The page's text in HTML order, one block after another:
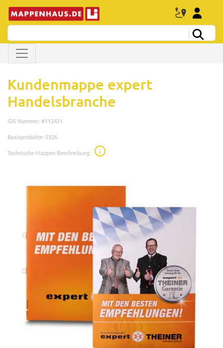
Kundenmappe expert
Handelsbranche
IDS Nummer: #112421
Basisprodukte: 5326
Technische Mappen Beschreibung
i